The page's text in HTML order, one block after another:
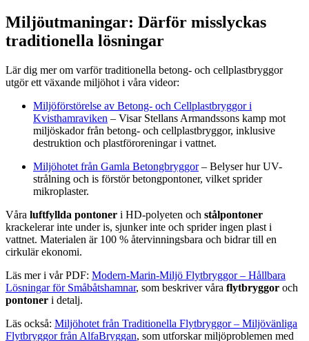
Miljöutmaningar: Därför misslyckas
traditionella lösningar
Lär dig mer om varför traditionella betong- och cellplastbryggor
utgör ett växande miljöhot i våra videor:
Miljöförstörelse av Betong- och Cellplastbryggor i
Kvisthamraviken – Visar Stellans Armandssons kamp mot
miljöskador från betong- och cellplastbryggor, inklusive
destruktion och plastföroreningar i vattnet.
Miljöhotet från Gamla Betongbryggor– Belyser hur UV-
strålning och is förstör betongpontoner, vilket sprider
mikroplaster.
Våra luftfyllda pontoner i HD-polyeten och stålpontoner
krackelerar inte under is, sjunker inte och sprider ingen plast i
vattnet. Materialen är 100 % återvinningsbara och bidrar till en
cirkulär ekonomi.
Läs mer i vår PDF: Modern-Marin-Miljö Flytbryggor – Hållbara
Lösningar för Småbåtshamnar, som beskriver våra flytbryggor och
pontoner i detalj.
Läs också: Miljöhotet från Traditionella Flytbryggor – Miljövänliga
Flytbryggor från AlfaBryggan, som utforskar miljöproblemen med